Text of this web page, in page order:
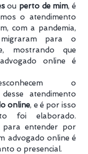
ou perto de mim, é
o atendimento
com a pandemia,
para o
mostrando que
online é
o
atendimento
online, e é por isso
foi elaborado.
para entender por
advogado online é
o presencial.